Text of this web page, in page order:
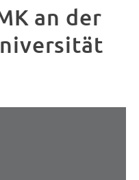
an der